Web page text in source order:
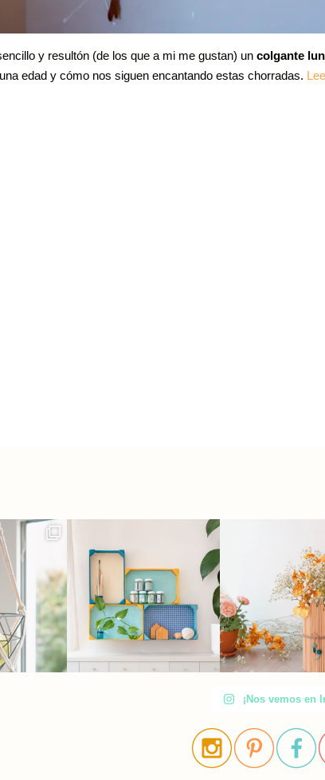
y resultón (de los que a mi me gustan) uncolgante
edad y cómo nos siguen encantando estas chorradas.
¡Nos vemos en